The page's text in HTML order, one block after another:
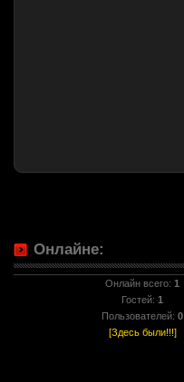
Онлайне:
Онлайн всего: 1
Гостей: 1
Пользователей: 0
[Здесь были!!!]